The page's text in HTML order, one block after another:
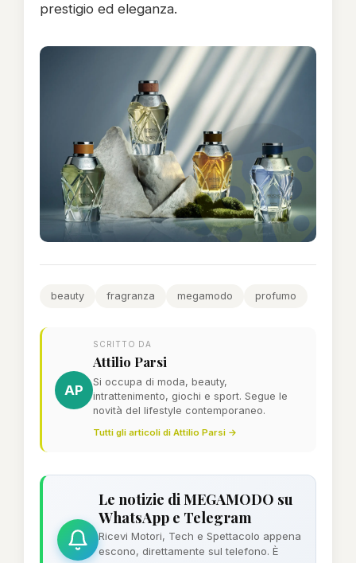
prestigio ed eleganza.
beauty fragranza megamodo profumo
AP
SCRITTO DA
Attilio Parsi
Si occupa di moda, beauty,
intrattenimento, giochi e sport. Segue le
novità del lifestyle contemporaneo.
Tutti gli articoli di Attilio Parsi →
Le notizie di MEGAMODO su
WhatsApp e Telegram
Ricevi Motori, Tech e Spettacolo appena
escono, direttamente sul telefono. È